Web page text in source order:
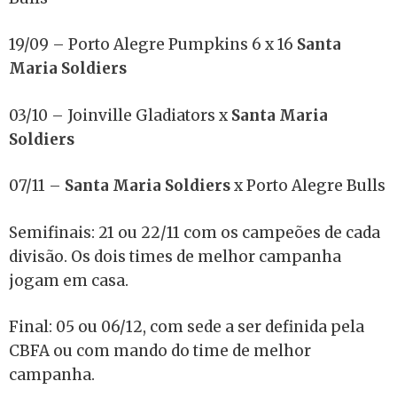
19/09 – Porto Alegre Pumpkins 6 x 16 Santa
Maria Soldiers
03/10 – Joinville Gladiators x Santa Maria
Soldiers
07/11 – Santa Maria Soldiersx Porto Alegre Bulls
Semifinais: 21 ou 22/11 com os campeões de cada
divisão. Os dois times de melhor campanha
jogam em casa.
Final: 05 ou 06/12, com sede a ser definida pela
CBFA ou com mando do time de melhor
campanha.